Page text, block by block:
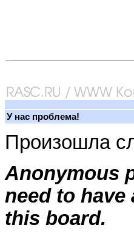
У нас проблема!
Произошла
Anonymous
need to have
this board.